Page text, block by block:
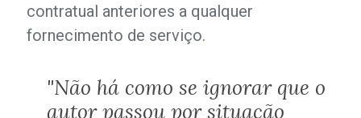
contratual anteriores a qualquer
fornecimento de serviço.
"Não há como se ignorar que o
autor passou por situação